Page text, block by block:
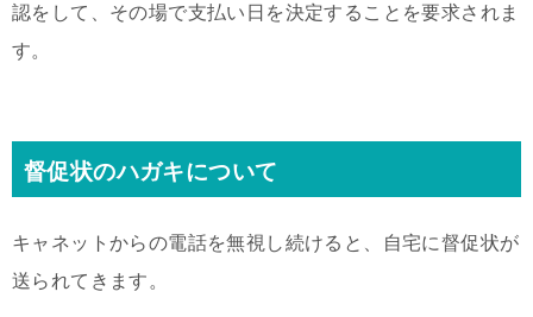
認をして、その場で支払い日を決定することを要求されま
す。
督促状のハガキについて
キャネットからの電話を無視し続けると、自宅に督促状が
送られてきます。